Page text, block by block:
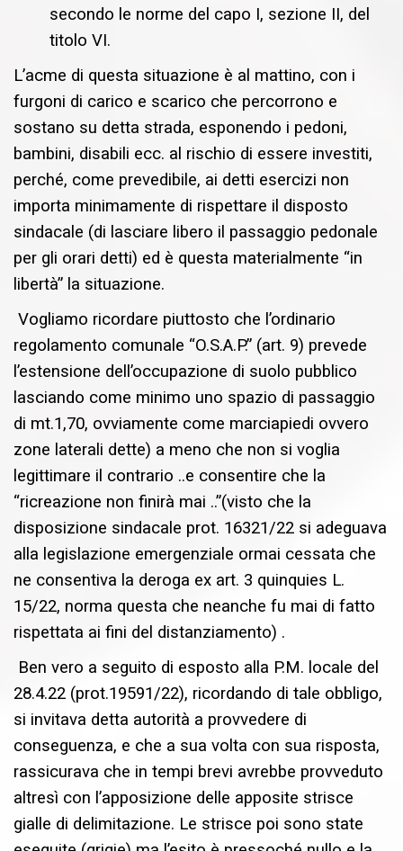
secondo le norme del capo I, sezione II, del
titolo VI.
L’acme di questa situazione è al mattino, con i
furgoni di carico e scarico che percorrono e
sostano su detta strada, esponendo i pedoni,
bambini, disabili ecc. al rischio di essere investiti,
perché, come prevedibile, ai detti esercizi non
importa minimamente di rispettare il disposto
sindacale (di lasciare libero il passaggio pedonale
per gli orari detti) ed è questa materialmente “in
libertà” la situazione.
Vogliamo ricordare piuttosto che l’ordinario
regolamento comunale “O.S.A.P.” (art. 9) prevede
l’estensione dell’occupazione di suolo pubblico
lasciando come minimo uno spazio di passaggio
di mt.1,70, ovviamente come marciapiedi ovvero
zone laterali dette) a meno che non si voglia
legittimare il contrario ..e consentire che la
“ricreazione non finirà mai ..”(visto che la
disposizione sindacale prot. 16321/22 si adeguava
alla legislazione emergenziale ormai cessata che
ne consentiva la deroga ex art. 3 quinquies L.
15/22, norma questa che neanche fu mai di fatto
rispettata ai fini del distanziamento) .
Ben vero a seguito di esposto alla P.M. locale del
28.4.22 (prot.19591/22), ricordando di tale obbligo,
si invitava detta autorità a provvedere di
conseguenza, e che a sua volta con sua risposta,
rassicurava che in tempi brevi avrebbe provveduto
altresì con l’apposizione delle apposite strisce
gialle di delimitazione. Le strisce poi sono state